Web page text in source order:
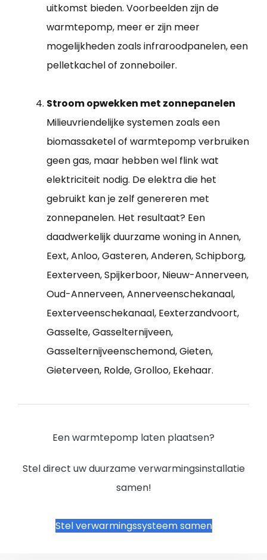
uitkomst bieden. Voorbeelden zijn de
warmtepomp, meer er zijn meer
mogelijkheden zoals infraroodpanelen, een
pelletkachel of zonneboiler.
Stroom opwekken met zonnepanelen
Milieuvriendelijke systemen zoals een
biomassaketel of warmtepomp verbruiken
geen gas, maar hebben wel flink wat
elektriciteit nodig. De elektra die het
gebruikt kan je zelf genereren met
zonnepanelen. Het resultaat? Een
daadwerkelijk duurzame woning in Annen,
Eext, Anloo, Gasteren, Anderen, Schipborg,
Eexterveen, Spijkerboor, Nieuw-Annerveen,
Oud-Annerveen, Annerveenschekanaal,
Eexterveenschekanaal, Eexterzandvoort,
Gasselte, Gasselternijveen,
Gasselternijveenschemond, Gieten,
Gieterveen, Rolde, Grolloo, Ekehaar.
Een warmtepomp laten plaatsen?
Stel direct uw duurzame verwarmingsinstallatie
samen!
Stel verwarmingssysteem samen